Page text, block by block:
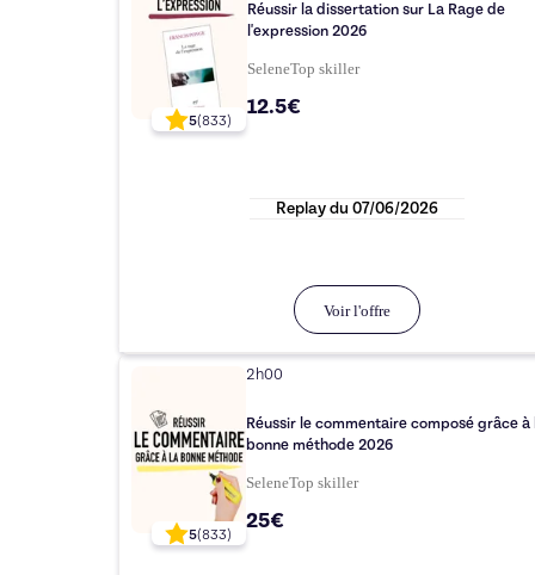
5(833)
Réussir la dissertation sur La Rage de
l'expression 2026
SeleneTopskiller
12.5€
Replay du 07/06/2026
Voir l'offre
5(833)
2h00
Réussir le commentaire composé grâce à
bonne méthode 2026
SeleneTop skiller
25€